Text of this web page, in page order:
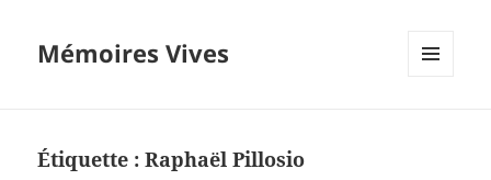
Mémoires Vives
Étiquette :Raphaël Pillosio